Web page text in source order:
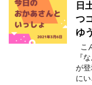
日
つ
ゆ
こ
『
が
に